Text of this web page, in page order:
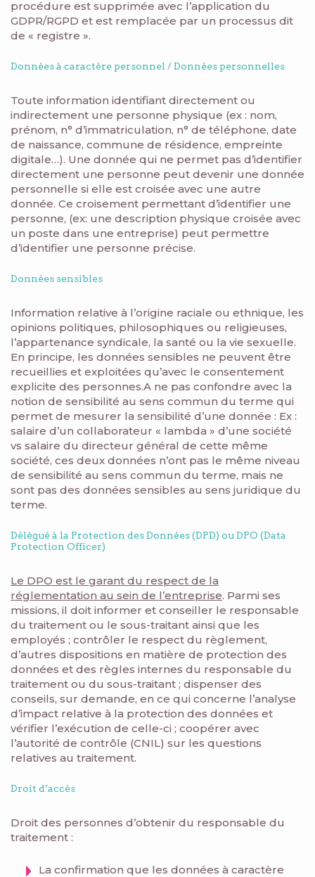
procédure est supprimée avec l’application du
GDPR/RGPD et est remplacée par un processus dit
de « registre ».
Données à caractère personnel / Données personnelles
Toute information identifiant directement ou
indirectement une personne physique (ex : nom,
prénom, n° d’immatriculation, n° de téléphone, date
de naissance, commune de résidence, empreinte
digitale…). Une donnée qui ne permet pas d’identifier
directement une personne peut devenir une donnée
personnelle si elle est croisée avec une autre
donnée. Ce croisement permettant d’identifier une
personne, (ex: une description physique croisée avec
un poste dans une entreprise) peut permettre
d’identifier une personne précise.
Données sensibles
Information relative à l’origine raciale ou ethnique, les
opinions politiques, philosophiques ou religieuses,
l’appartenance syndicale, la santé ou la vie sexuelle.
En principe, les données sensibles ne peuvent être
recueillies et exploitées qu’avec le consentement
explicite des personnes.A ne pas confondre avec la
notion de sensibilité au sens commun du terme qui
permet de mesurer la sensibilité d’une donnée : Ex :
salaire d’un collaborateur « lambda » d’une société
vs salaire du directeur général de cette même
société, ces deux données n’ont pas le même niveau
de sensibilité au sens commun du terme, mais ne
sont pas des données sensibles au sens juridique du
terme.
Délégué à la Protection des Données (DPD) ou DPO (Data
Protection Officer)
Le DPO est le garant du respect de la
réglementation au sein de l’entreprise. Parmi ses
missions, il doit informer et conseiller le responsable
du traitement ou le sous-traitant ainsi que les
employés ; contrôler le respect du règlement,
d’autres dispositions en matière de protection des
données et des règles internes du responsable du
traitement ou du sous-traitant ; dispenser des
conseils, sur demande, en ce qui concerne l’analyse
d’impact relative à la protection des données et
vérifier l’exécution de celle-ci ; coopérer avec
l’autorité de contrôle (CNIL) sur les questions
relatives au traitement.
Droit d’accès
Droit des personnes d’obtenir du responsable du
traitement :
La confirmation que les données à caractère